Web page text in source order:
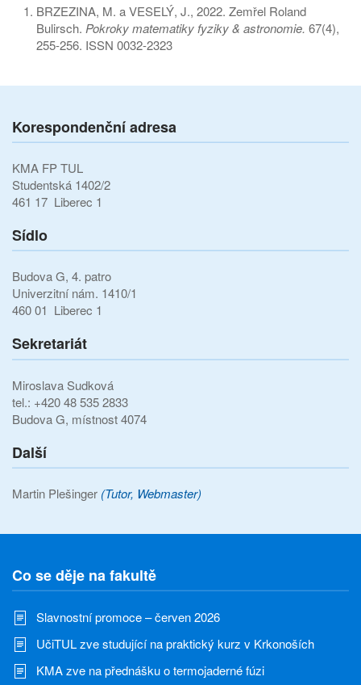
BRZEZINA, M. a VESELÝ, J., 2022. Zemřel Roland
Bulirsch. Pokroky matematiky fyziky & astronomie. 67(4),
255-256. ISSN 0032-2323
Korespondenční adresa
KMA FP TUL
Studentská 1402/2
461 17 Liberec 1
Sídlo
Budova G, 4. patro
Univerzitní nám. 1410/1
460 01 Liberec 1
Sekretariát
Miroslava Sudková
tel.: +420 48 535 2833
Budova G, místnost 4074
Další
Martin Plešinger (Tutor, Webmaster)
Co se děje na fakultě
Slavnostní promoce – červen 2026
UčiTUL zve studující na praktický kurz v Krkonoších
KMA zve na přednášku o termojaderné fúzi